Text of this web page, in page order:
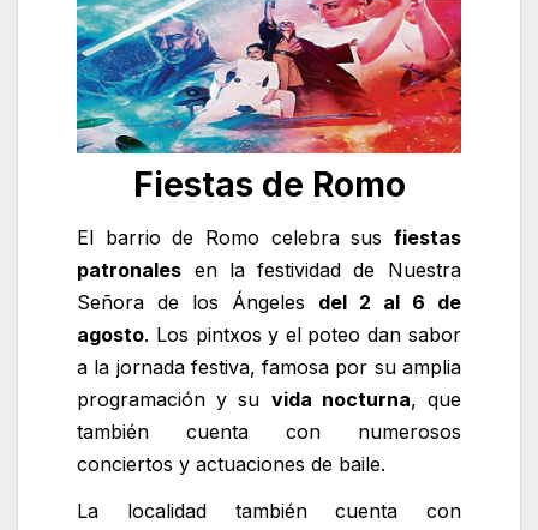
Fiestas de Romo
El barrio de Romo celebra sus fiestas
patronales en la festividad de Nuestra
Señora de los Ángeles del 2 al 6 de
agosto. Los pintxos y el poteo dan sabor
a la jornada festiva, famosa por su amplia
programación y su vida nocturna, que
también cuenta con numerosos
conciertos y actuaciones de baile.
La localidad también cuenta con